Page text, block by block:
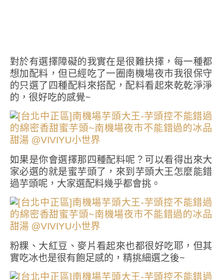
對於有選擇障礙的我實在是很難抉擇，每一種都
想加配料，但已經吃了一圈南機場夜市我很保守
的只選了四種配料來搭配，配料看起來乾乾淨淨
的，很好吃的感覺~
如果是你會選擇那四種配料呢？可以看得出來大
家必選的就是蜜芋頭了，來到芋頭大王怎麼能錯
過芋頭呢，大家選配料幾乎都會挑。
粉粿、大紅豆、麥片看起來也都很好吃耶，但其
實吃冰也是很有飽足感的，精挑細選之後~